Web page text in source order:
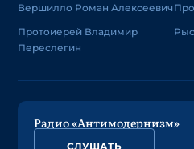
Вершилло Роман Алексеевич
Протоиерей Владимир
Переслегин
Радио «Антимодернизм»
СЛУШАТЬ